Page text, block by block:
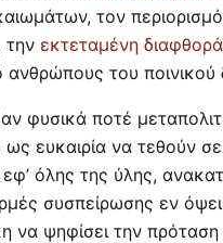
τον
την εκτεταμένη διαφθορά
ανθρώπους του ποινικού
φυσικά ποτέ
ευκαιρία να τεθούν
όλης της ύλης,
συσπείρωσης εν όψει
να ψηφίσει την